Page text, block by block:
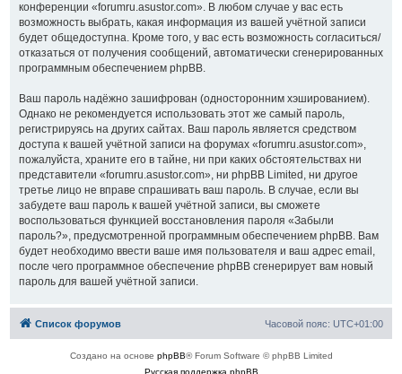
конференции «forumru.asustor.com». В любом случае у вас есть
возможность выбрать, какая информация из вашей учётной записи
будет общедоступна. Кроме того, у вас есть возможность согласиться/
отказаться от получения сообщений, автоматически сгенерированных
программным обеспечением phpBB.
Ваш пароль надёжно зашифрован (односторонним хэшированием).
Однако не рекомендуется использовать этот же самый пароль,
регистрируясь на других сайтах. Ваш пароль является средством
доступа к вашей учётной записи на форумах «forumru.asustor.com»,
пожалуйста, храните его в тайне, ни при каких обстоятельствах ни
представители «forumru.asustor.com», ни phpBB Limited, ни другое
третье лицо не вправе спрашивать ваш пароль. В случае, если вы
забудете ваш пароль к вашей учётной записи, вы сможете
воспользоваться функцией восстановления пароля «Забыли
пароль?», предусмотренной программным обеспечением phpBB. Вам
будет необходимо ввести ваше имя пользователя и ваш адрес email,
после чего программное обеспечение phpBB сгенерирует вам новый
пароль для вашей учётной записи.
Список форумов Часовой пояс: UTC+01:00
Создано на основе phpBB® Forum Software © phpBB Limited
Русская поддержка phpBB